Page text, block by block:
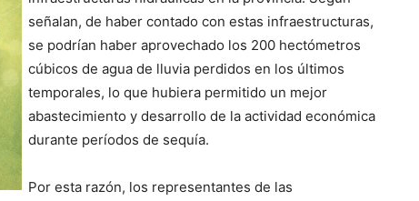
señalan, de haber contado con estas infraestructuras,
se podrían haber aprovechado los 200 hectómetros
cúbicos de agua de lluvia perdidos en los últimos
temporales, lo que hubiera permitido un mejor
abastecimiento y desarrollo de la actividad económica
durante períodos de sequía.
Por esta razón, los representantes de las